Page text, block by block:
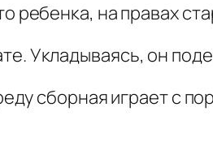
ребенка, на правах
Укладываясь, он
сборная играет с